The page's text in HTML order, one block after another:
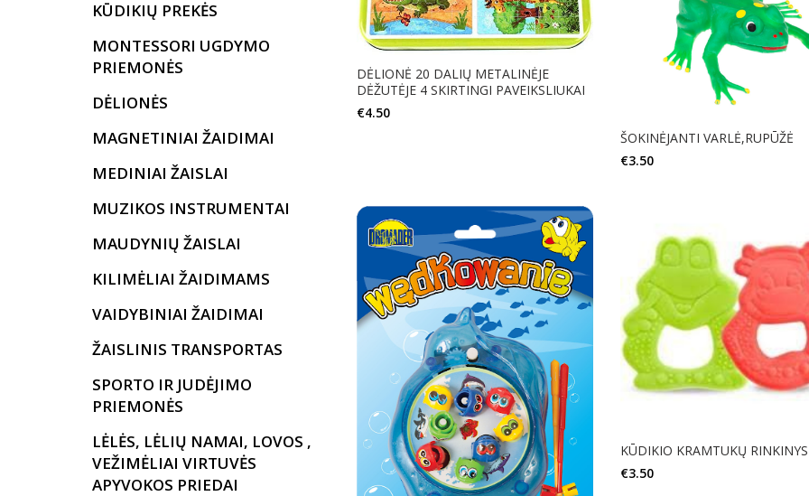
KŪDIKIŲ PREKĖS
MONTESSORI UGDYMO
PRIEMONĖS
DĖLIONĖS
MAGNETINIAI ŽAIDIMAI
MEDINIAI ŽAISLAI
MUZIKOS INSTRUMENTAI
MAUDYNIŲ ŽAISLAI
KILIMĖLIAI ŽAIDIMAMS
VAIDYBINIAI ŽAIDIMAI
ŽAISLINIS TRANSPORTAS
SPORTO IR JUDĖJIMO
PRIEMONĖS
LĖLĖS, LĖLIŲ NAMAI, LOVOS ,
VEŽIMĖLIAI VIRTUVĖS
APYVOKOS PRIEDAI
DĖLIONĖ 20 DALIŲ METALINĖJE
DĖŽUTĖJE 4 SKIRTINGI PAVEIKSLIUKAI
€4.50
ŠOKINĖJANTI VARLĖ,RUPŪŽĖ
€3.50
KŪDIKIO KRAMTUKŲ
€3.50